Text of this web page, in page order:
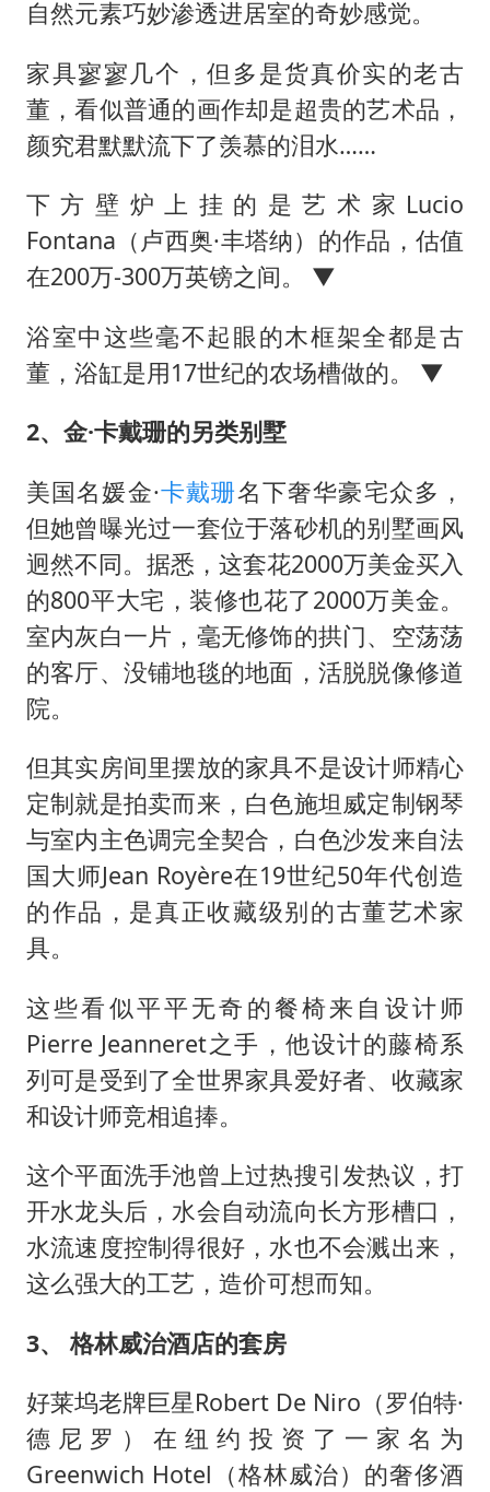
自然元素巧妙渗透进居室的奇妙感觉。
家具寥寥几个，但多是货真价实的老古
董，看似普通的画作却是超贵的艺术品，
颜究君默默流下了羡慕的泪水……
下方壁炉上挂的是艺术家Lucio
Fontana（卢西奥·丰塔纳）的作品，估值
在200万-300万英镑之间。 ▼
浴室中这些毫不起眼的木框架全都是古
董，浴缸是用17世纪的农场槽做的。 ▼
2、金·卡戴珊的另类别墅
美国名媛金·卡戴珊名下奢华豪宅众多，
但她曾曝光过一套位于落砂机的别墅画风
迥然不同。据悉，这套花2000万美金买入
的800平大宅，装修也花了2000万美金。
室内灰白一片，毫无修饰的拱门、空荡荡
的客厅、没铺地毯的地面，活脱脱像修道
院。
但其实房间里摆放的家具不是设计师精心
定制就是拍卖而来，白色施坦威定制钢琴
与室内主色调完全契合，白色沙发来自法
国大师Jean Royère在19世纪50年代创造
的作品，是真正收藏级别的古董艺术家
具。
这些看似平平无奇的餐椅来自设计师
Pierre Jeanneret之手，他设计的藤椅系
列可是受到了全世界家具爱好者、收藏家
和设计师竞相追捧。
这个平面洗手池曾上过热搜引发热议，打
开水龙头后，水会自动流向长方形槽口，
水流速度控制得很好，水也不会溅出来，
这么强大的工艺，造价可想而知。
3、
格林威治酒店的套房
好莱坞老牌巨星Robert De Niro（罗伯特·
德尼罗）在纽约投资了一家名为
Greenwich Hotel（格林威治）的奢侈酒